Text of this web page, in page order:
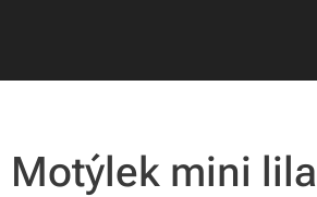
Motýlek mini lila